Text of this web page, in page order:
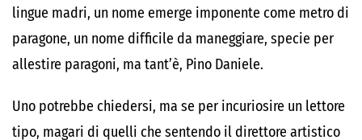
lingue madri, un nome emerge imponente come metro di
paragone, un nome difficile da maneggiare, specie per
allestire paragoni, ma tant’è, Pino Daniele.
Uno potrebbe chiedersi, ma se per incuriosire un lettore
tipo, magari di quelli che sentendo il direttore artistico